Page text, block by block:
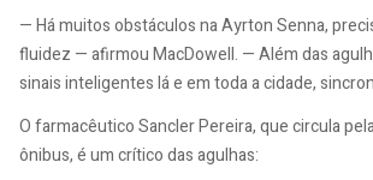
— Há muitos obstáculos na Ayrton Senna,
fluidez — afirmou MacDowell. — Além das
sinais inteligentes lá e em toda a cidade,
O farmacêutico Sancler Pereira, que circula
ônibus, é um crítico das agulhas: